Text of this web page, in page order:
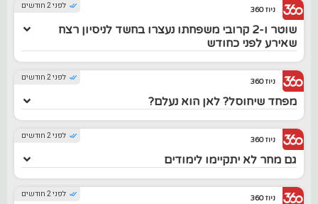
לפני 2 חודשים ניוז 360
שוטר ו-2 קרובי משפחתו נעצרו בחשד לניסיון רצח
שאירע לפני כחודש
לפני 2 חודשים ניוז 360
מפחד שיחוסל? לאן הוא נעלם?
לפני 2 חודשים ניוז 360
גם מחר לא יתקיימו לימודים
לפני 2 חודשים ניוז 360